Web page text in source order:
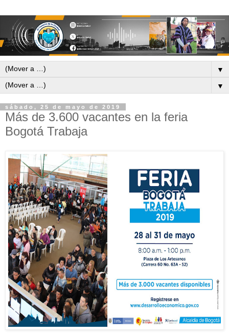
▼
▼
sábado, 25 de mayo de 2019
Más de 3.600 vacantes en la feria
Bogotá Trabaja